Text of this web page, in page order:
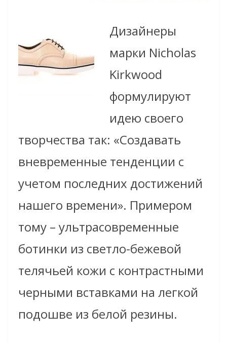
Дизайнеры
марки Nicholas
Kirkwood
формулируют
идею своего
творчества так: «Создавать
вневременные тенденции с
учетом последних достижений
нашего времени». Примером
тому – ультрасовременные
ботинки из светло-бежевой
телячьей кожи с контрастными
черными вставками на легкой
подошве из белой резины.